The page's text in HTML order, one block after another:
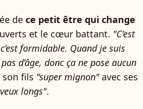
de ce petit être qui change
et le cœur battant. "C’est
formidable. Quand je suis
d’âge, donc ça ne pose aucun
fils "super mignon"avec ses
longs".